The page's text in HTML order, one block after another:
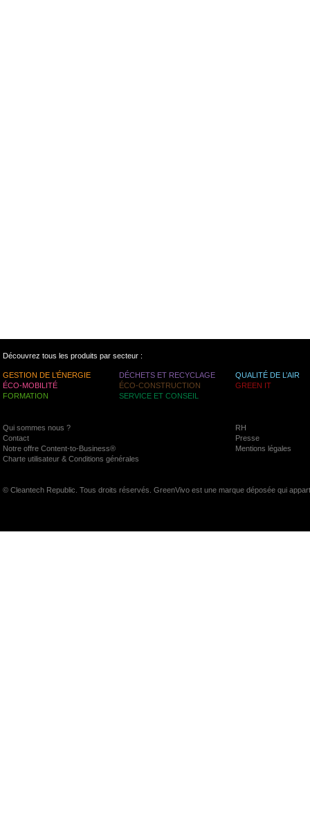
Découvrez tous les produits par secteur :
GESTION DE L’ÉNERGIE DÉCHETS ET RECYCLAGE
QUALITÉ DE L’AIR
ÉCO-MOBILITÉ
ÉCO-CONSTRUCTION
GREEN IT
FORMATION
SERVICE ET CONSEIL
Qui sommes nous ?
RH
Contact
Presse
Notre offre Content-to-Business®
Mentions légales
Charte utilisateur & Conditions générales
© Cleantech Republic. Tous droits réservés. GreenVivo est une marque déposée qui